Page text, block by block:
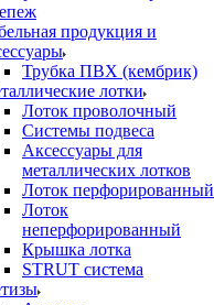
продукция и
Трубка ПВХ (кембрик)
лотки
Лоток проволочный
Системы подвеса
Аксессуары для
металлических лотков
Лоток перфорированный
Лоток
неперфорированный
Крышка лотка
STRUT система